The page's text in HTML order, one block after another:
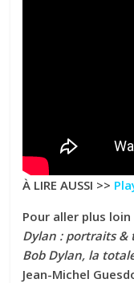
À LIRE AUSSI >>
Pour aller plus loin
Dylan : portraits &
Bob Dylan, la
Jean-Michel